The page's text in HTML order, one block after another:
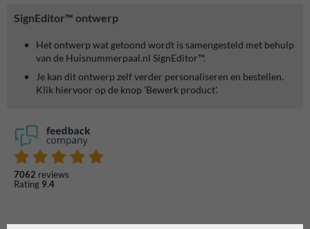
SignEditor™ ontwerp
Het ontwerp wat getoond wordt is samengesteld met behulp
van de Huisnummerpaal.nl SignEditor™.
Je kan dit ontwerp zelf verder personaliseren en bestellen.
Klik hiervoor op de knop 'Bewerk product'.
7062 reviews
Rating 9.4